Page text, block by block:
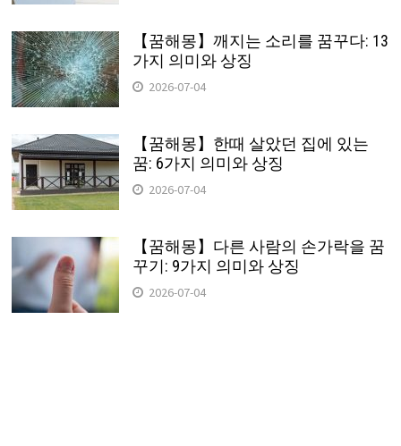
【꿈해몽】깨지는 소리를 꿈꾸다: 13
가지 의미와 상징
2026-07-04
【꿈해몽】한때 살았던 집에 있는
꿈: 6가지 의미와 상징
2026-07-04
【꿈해몽】다른 사람의 손가락을 꿈
꾸기: 9가지 의미와 상징
2026-07-04